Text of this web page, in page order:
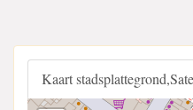
Kaart